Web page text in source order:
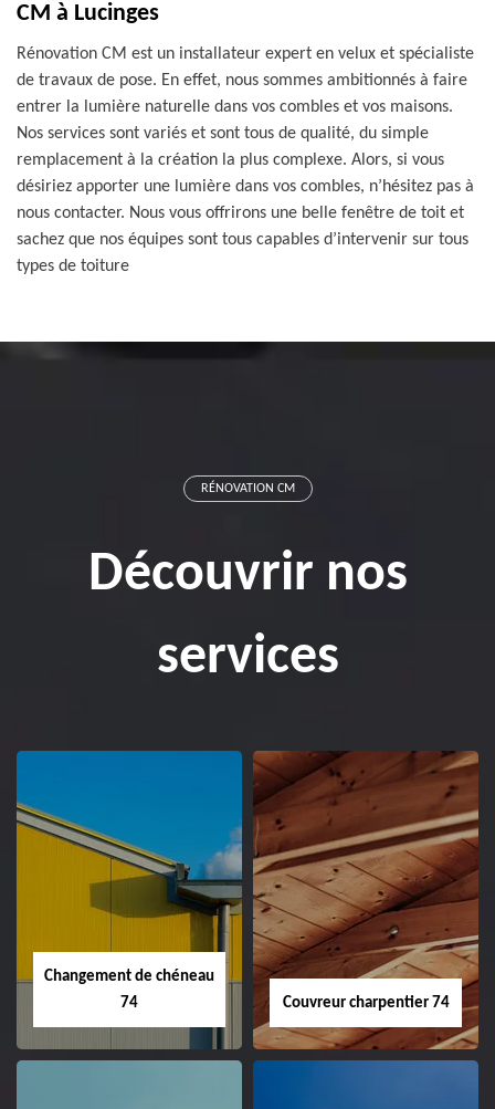
CM à Lucinges
Rénovation CM est un installateur expert en velux et spécialiste
de travaux de pose. En effet, nous sommes ambitionnés à faire
entrer la lumière naturelle dans vos combles et vos maisons.
Nos services sont variés et sont tous de qualité, du simple
remplacement à la création la plus complexe. Alors, si vous
désiriez apporter une lumière dans vos combles, n’hésitez pas à
nous contacter. Nous vous offrirons une belle fenêtre de toit et
sachez que nos équipes sont tous capables d’intervenir sur tous
types de toiture
RÉNOVATION CM
Découvrir nos
services
Changement de chéneau
74
Couvreur charpentier 74